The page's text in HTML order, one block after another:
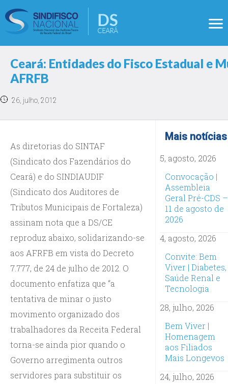
Ceará: Entidades do Fisco Estadual e
AFRFB
26, julho, 2012
As diretorias do SINTAF
(Sindicato dos Fazendários do
Ceará) e do SINDIAUDIF
(Sindicato dos Auditores de
Tributos Municipais de Fortaleza)
assinam nota que a DS/CE
reproduz abaixo, solidarizando-se
aos AFRFB em vista do Decreto
7.777, de 24 de julho de 2012. O
documento enfatiza que “a
tentativa de minar o justo
movimento organizado dos
trabalhadores da Receita Federal
torna-se ainda pior quando o
Governo arregimenta outros
servidores para substituir os
Mais notícias
5, agosto, 2026
Convocação |
Assembleia
Geral Pré-CDS –
11 de agosto de
2026
4, agosto, 2026
Convite: Bem
Viver | Diabetes,
Saúde Renal e
Tecnologia
28, julho, 2026
Bem Viver |
Homenagem
aos Filiados
Mais Longevos
24, julho, 2026